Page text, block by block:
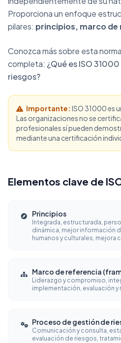
Proporciona un enfoque
pilares: principios, marco
Conozca más sobre esta
completa: ¿Qué es ISO
riesgos?
Importante: ISO 31000 es
Las organizaciones no se
profesionales sí pueden
mediante una certificación
Elementos clave de
Principios
Integrada, estructurada,
dinámica, mejor información
humanos y culturales, mejora
Marco de referencia
Liderazgo y compromiso,
implementación, evaluación y
Proceso de gestión de
Comunicación y consulta,
evaluación de riesgos,